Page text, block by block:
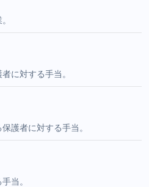
に対する手当。
護者に対する手当。
当。